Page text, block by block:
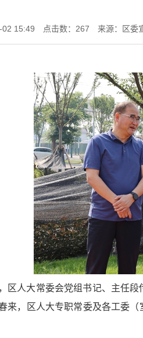
02 15:49 点击数： 267 来源：区委
区人大常委会党组书记、主任
来，区人大专职常委及各工委